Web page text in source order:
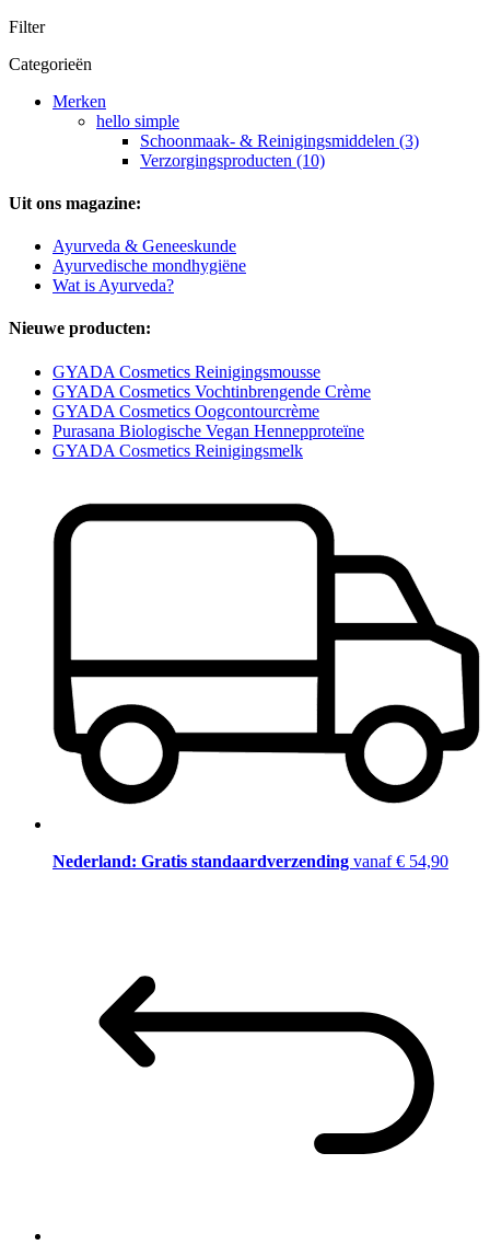
Filter
Categorieën
Merken
hello simple
Schoonmaak- & Reinigingsmiddelen (3)
Verzorgingsproducten (10)
Uit ons magazine:
Ayurveda & Geneeskunde
Ayurvedische mondhygiëne
Wat is Ayurveda?
Nieuwe producten:
GYADA Cosmetics Reinigingsmousse
GYADA Cosmetics Vochtinbrengende Crème
GYADA Cosmetics Oogcontourcrème
Purasana Biologische Vegan Hennepproteïne
GYADA Cosmetics Reinigingsmelk
Nederland: Gratis standaardverzending vanaf € 54,90